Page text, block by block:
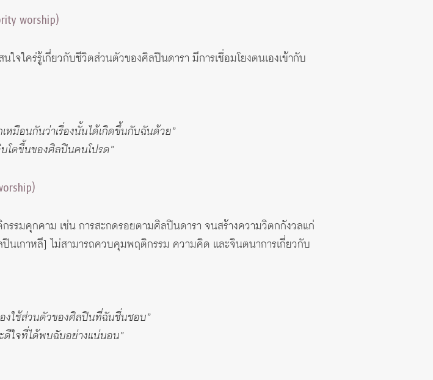
worship)
คร่รู้เกี่ยวกับชีวิตส่วนตัวของศิลปินดารา มีการเชื่อมโยงตนเองเข้ากับ
หมือนกันว่าเรื่องนั้นได้เกิดขึ้นกับฉันด้วย”
โตขึ้นของศิลปินคนโปรด”
มคุกคาม เช่น การสะกดรอยตามศิลปินดารา จนสร้างความวิตกกังวลแก่
นเกาหลี] ไม่สามารถควบคุมพฤติกรรม ความคิด และจินตนาการเกี่ยวกับ
งใช้ส่วนตัวของศิลปินที่ฉันชื่นชอบ”
ดีใจที่ได้พบฉับอย่างแน่นอน”